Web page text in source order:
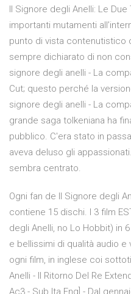
Il Signore degli Anelli: Le
importanti mutamenti
punto di vista contenutistico
sempre dichiarato di non
signore degli anelli - La
Cut; questo perché la
signore degli anelli - La
grande saga tolkeniana ha
pubblico. C'era stato in
aveva deluso gli
sembra centrato.
Ogni fan de Il Signore degli
contiene 15 dischi. I 3 film
degli Anelli, no Lo Hobbit) in
e bellissimi di qualità audio e
ogni film, in inglese coi
Anelli - Il Ritorno Del Re